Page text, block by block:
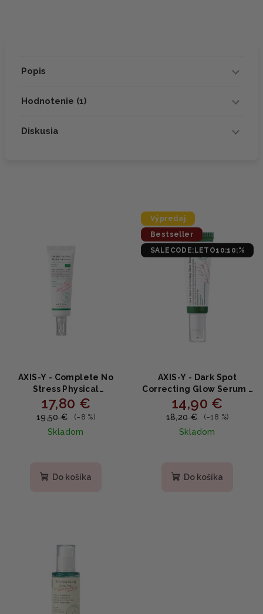
Popis
Hodnotenie (1)
Diskusia
AXIS-Y - Complete No
Stress Physical
Sunscreen - Upokojujúci
minerálny opaľovací
krém s niacínamidom a
palinou 50ml
17,80 €
19,50 € (–8 %)
Skladom
Do košíka
Výpredaj
Bestseller
SALECODE:LETO10:10:%
AXIS-Y - Dark Spot
Correcting Glow Serum -
Rozjasňujúce sérum proti
pigmentovým škvrnám s
niacínamidom a
skvalánom 50ml
14,90 €
18,20 € (–18 %)
Skladom
produktu
Do košíka